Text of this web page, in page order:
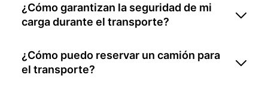
¿Cómo garantizan la seguridad de mi
carga durante el transporte?
¿Cómo puedo reservar un camión para
el transporte?